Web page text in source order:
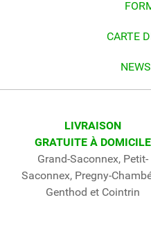
CARTE
LIVRAISON
GRATUITE À DOMICILE
Grand-Saconnex, Petit-
Saconnex, Pregny-
Genthod et Cointrin